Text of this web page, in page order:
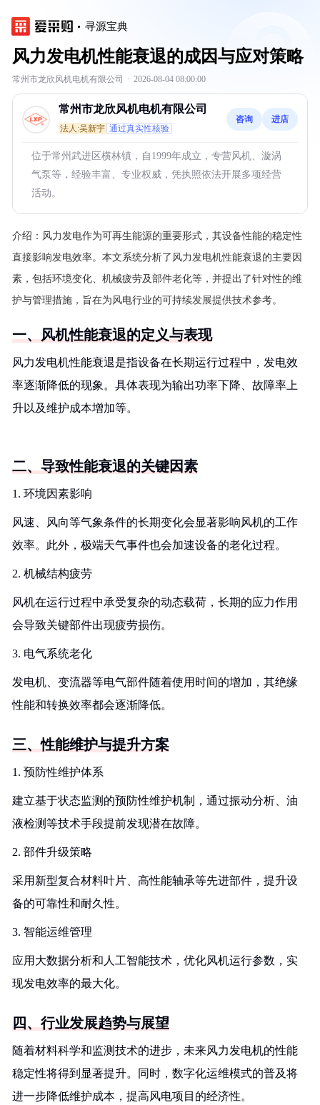
寻源宝典
风力发电机性能衰退的成因与应对策略
常州市龙欣风机电机有限公司 · 2026-08-04 08:00:00
常州市龙欣风机电机有限公司
法人:吴新宇 通过真实性核验
咨询 进店
位于常州武进区横林镇，自1999年成立，专营风机、漩涡
气泵等，经验丰富、专业权威，凭执照依法开展多项经营
活动。
介绍： 风力发电作为可再生能源的重要形式，其设备性能的稳定性
直接影响发电效率。本文系统分析了风力发电机性能衰退的主要因
素，包括环境变化、机械疲劳及部件老化等，并提出了针对性的维
护与管理措施，旨在为风电行业的可持续发展提供技术参考。
一、风机性能衰退的定义与表现
风力发电机性能衰退是指设备在长期运行过程中，发电效
率逐渐降低的现象。具体表现为输出功率下降、故障率上
升以及维护成本增加等。
二、导致性能衰退的关键因素
1. 环境因素影响
风速、风向等气象条件的长期变化会显著影响风机的工作
效率。此外，极端天气事件也会加速设备的老化过程。
2. 机械结构疲劳
风机在运行过程中承受复杂的动态载荷，长期的应力作用
会导致关键部件出现疲劳损伤。
3. 电气系统老化
发电机、变流器等电气部件随着使用时间的增加，其绝缘
性能和转换效率都会逐渐降低。
三、性能维护与提升方案
1. 预防性维护体系
建立基于状态监测的预防性维护机制，通过振动分析、油
液检测等技术手段提前发现潜在故障。
2. 部件升级策略
采用新型复合材料叶片、高性能轴承等先进部件，提升设
备的可靠性和耐久性。
3. 智能运维管理
应用大数据分析和人工智能技术，优化风机运行参数，实
现发电效率的最大化。
四、行业发展趋势与展望
随着材料科学和监测技术的进步，未来风力发电机的性能
稳定性将得到显著提升。同时，数字化运维模式的普及将
进一步降低维护成本，提高风电项目的经济性。